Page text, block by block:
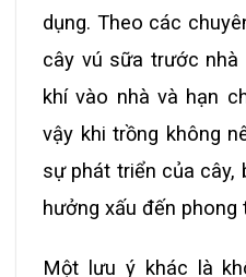
dụng. Theo các
cây vú sữa trước
khí vào nhà và hạn
vậy khi trồng không
sự phát triển của cây,
hưởng xấu đến phong
Một lưu ý khác là